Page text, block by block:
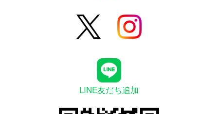
LINE友だち追加